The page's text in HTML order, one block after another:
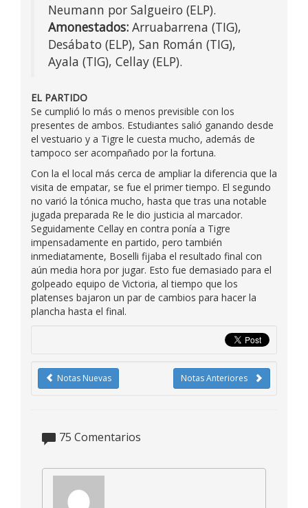
Neumann por Salgueiro (ELP).
Amonestados: Arruabarrena (TIG),
Desábato (ELP), San Román (TIG),
Ayala (TIG), Cellay (ELP).
EL PARTIDO
Se cumplió lo más o menos previsible con los
presentes de ambos. Estudiantes salió ganando desde
el vestuario y a Tigre le cuesta mucho, además de
tampoco ser acompañado por la fortuna.
Con la el local más cerca de ampliar la diferencia que la
visita de empatar, se fue el primer tiempo. El segundo
no varió la tónica mucho, hasta que tras una notable
jugada preparada Re le dio justicia al marcador.
Seguidamente Cellay en contra ponía a Tigre
impensadamente en partido, pero también
inmediatamente, Boselli fijaba el resultado final con
aún media hora por jugar. Esto fue demasiado para el
golpeado equipo de Victoria, al tiempo que los
platenses bajaron un par de cambios para hacer la
plancha hasta el final.
Notas Anteriores
Notas Nuevas
75 Comentarios